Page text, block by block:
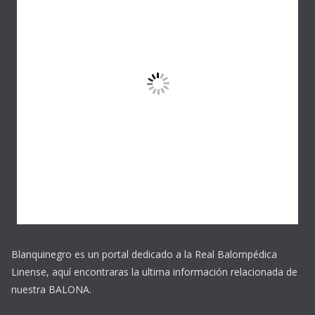
Blanquinegro es un portal dedicado a la Real Balompédica
Linense, aquí encontraras la ultima información relacionada de
nuestra BALONA.